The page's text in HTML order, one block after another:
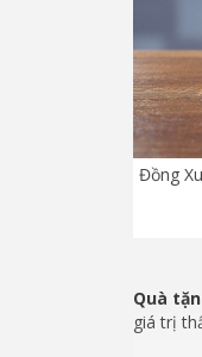
Quà
giá trị